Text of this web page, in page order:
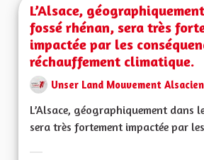
L’Alsace,
fossé rhénan, sera très
impactée par les
réchauffement climatique.
Unser Land Mouvement Alsacien
L’Alsace, géographiquement dans
sera très fortement impactée par